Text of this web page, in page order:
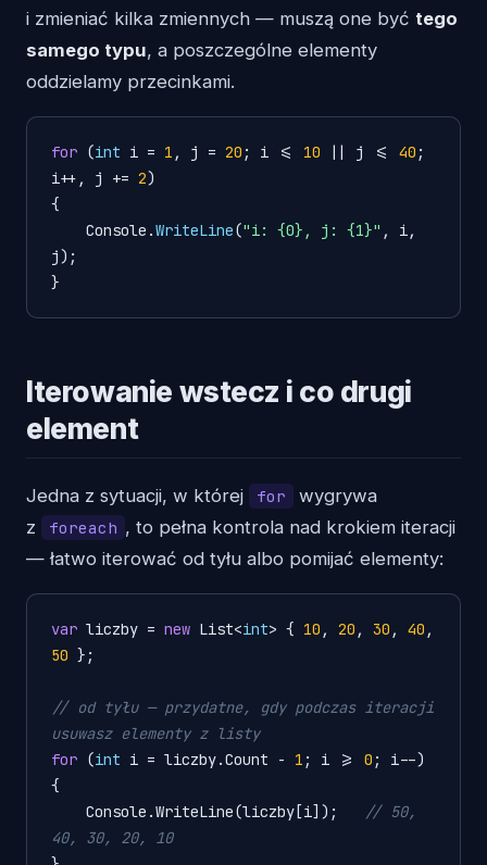
i zmieniać kilka zmiennych — muszą one być tego
samego typu, a poszczególne elementy
oddzielamy przecinkami.
for (int i = 1 , j = 20 ; i <= 10 || j <= 40 ;
i++, j += 2)
{
    Console.
WriteLine("i: {0}, j: {1}" , i,
j);
}
Iterowanie wstecz i co drugi
element
Jedna z sytuacji, w której for
wygrywa
z
foreach , to pełna kontrola nad krokiem iteracji
— łatwo iterować od tyłu albo pomijać elementy:
var liczby = new List<int> { 10 , 20 , 30 , 40
50 };
// od tyłu — przydatne, gdy podczas iteracji
usuwasz elementy z listy
for (int i = liczby.Count - 1 ; i >= 0 ; i--)
{
    Console.WriteLine(liczby[i]);
// 50,
40, 30, 20, 10